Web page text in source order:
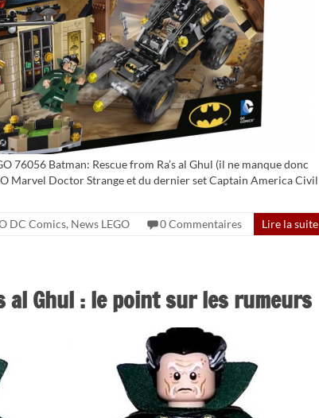
76056 Batman: Rescue from Ra’s al Ghul (il ne manque donc
Marvel Doctor Strange et du dernier set Captain America Civil
DC Comics, News LEGO 0 Commentaires Lire la suite
al Ghul : le point sur les rumeurs